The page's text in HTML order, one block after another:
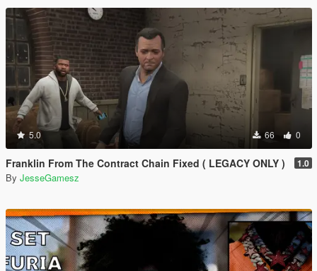
5.0 66 0
Franklin From The Contract Chain Fixed ( LEGACY ONLY ) 1.0
By JesseGamesz